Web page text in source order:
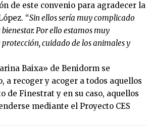
de este convenio para agradecer la
“Sin ellos sería muy complicado
Por ello estamos muy
cuidado de los animales y
Baixa» de Benidorm se
a recoger y acoger a todos aquellos
de Finestrat y en su caso, aquellos
mediante el Proyecto CES